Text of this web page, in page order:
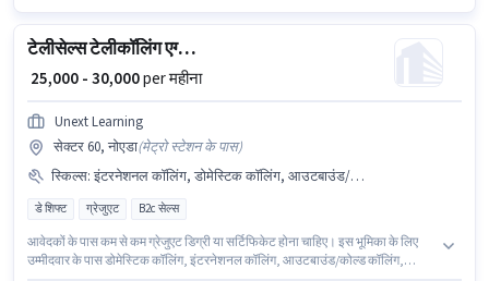
टेलीसेल्स टेलीकॉलिंग एग्जीक्यूटिव
₹ 25,000 - 30,000per महीना
Unext Learning
सेक्टर 60, नोएडा(मेट्रो स्टेशन के पास)
स्किल्स: इंटरनेशनल कॉलिंग, डोमेस्टिक कॉलिंग, आउटबाउंड/कोल्ड कॉलिंग, कम्युनिकेशन स्किल, वायरिंग
डे शिफ्ट ग्रेजुएट B2c सेल्स
आवेदकों के पास कम से कम ग्रेजुएट डिग्री या सर्टिफिकेट होना चाहिए। इस भूमिका के लिए
उम्मीदवार के पास डोमेस्टिक कॉलिंग, इंटरनेशनल कॉलिंग, आउटबाउंड/कोल्ड कॉलिंग,